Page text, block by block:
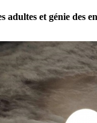
adultes et génie des